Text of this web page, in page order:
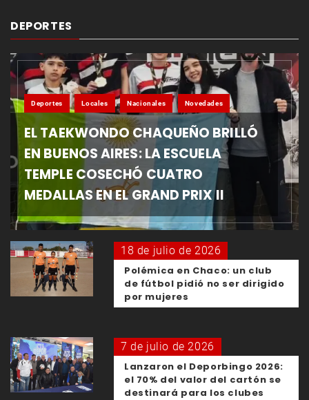
DEPORTES
Deportes Locales Nacionales Novedades
EL TAEKWONDO CHAQUEÑO BRILLÓ
EN BUENOS AIRES: LA ESCUELA
TEMPLE COSECHÓ CUATRO
MEDALLAS EN EL GRAND PRIX II
18 de julio de 2026
Polémica en Chaco: un club
de fútbol pidió no ser dirigido
por mujeres
7 de julio de 2026
Lanzaron el Deporbingo 2026:
el 70% del valor del cartón se
destinará para los clubes